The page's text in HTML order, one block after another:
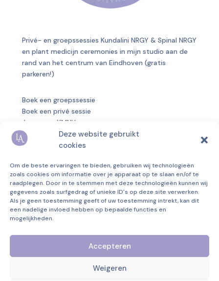
Deze website gebruikt
cookies
Om de beste ervaringen te bieden, gebruiken wij technologieën
zoals cookies om informatie over je apparaat op te slaan en/of te
raadplegen. Door in te stemmen met deze technologieën kunnen wij
gegevens zoals surfgedrag of unieke ID's op deze site verwerken.
Als je geen toestemming geeft of uw toestemming intrekt, kan dit
een nadelige invloed hebben op bepaalde functies en
mogelijkheden.
Accepteren
Weigeren
Privé- en groepssessies Kundalini NRGY & Spinal NRGY
en plant medicijn ceremonies in mijn studio aan de
rand van het centrum van Eindhoven (gratis
parkeren!)
Boek een groepssessie
Boek een privé sessie
Jaargroep YMNU
Over mij
Blog
Privacyverklaring
Algemene voorwaarden
Disclaimer
KvK 69829233
BTWNL001694533B04
0658016551